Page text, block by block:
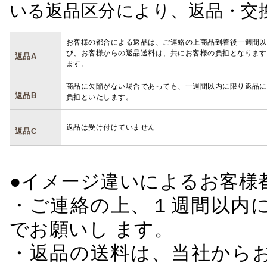
いる返品区分により、返品・
返品A
お客様の都合による返品は、ご連絡の上商品到着後一週間
び、お客様からの返品送料は、共にお客様の負担となりま
ます。
返品B
商品に欠陥がない場合であっても、一週間以内に限り返品
負担といたします。
返品C 返品は受け付けていません
●イメージ違いによるお客
・ご連絡の上、１週間以
でお願いし ます。
・返品の送料は、当社か